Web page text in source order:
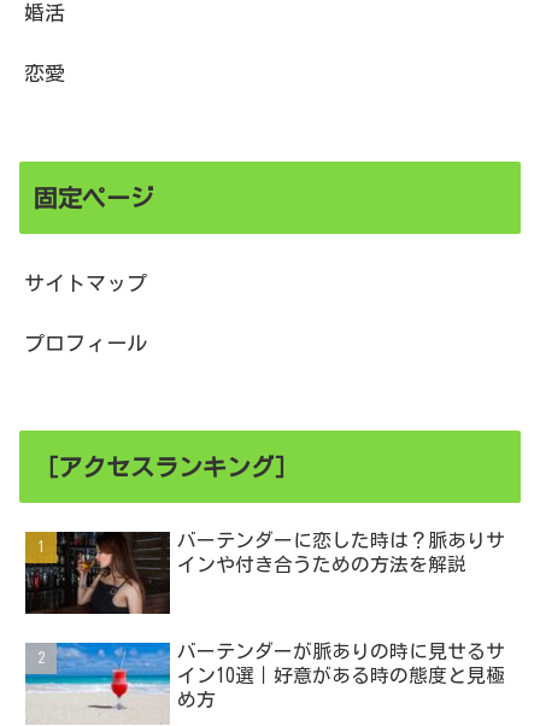
婚活
恋愛
固定ページ
サイトマップ
プロフィール
［アクセスランキング］
バーテンダーに恋した時は？脈ありサ
インや付き合うための方法を解説
バーテンダーが脈ありの時に見せるサ
イン10選｜好意がある時の態度と見極
め方